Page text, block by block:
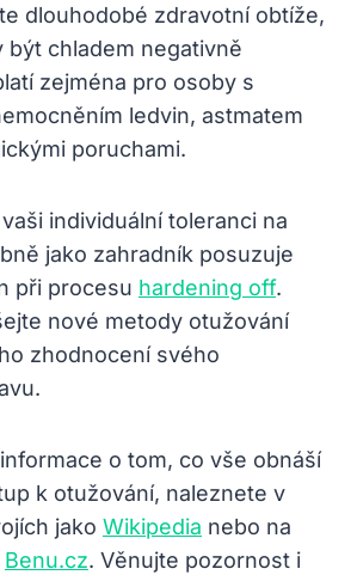
dlouhodobé zdravotní obtíže,
být chladem negativně
zejména pro osoby s
ledvin, astmatem
poruchami.
individuální toleranci na
jako zahradník posuzuje
při procesu hardening off.
nové metody otužování
zhodnocení svého
o tom, co vše obnáší
k otužování, naleznete v
jako Wikipedia nebo na
Benu.cz. Věnujte pozornost i